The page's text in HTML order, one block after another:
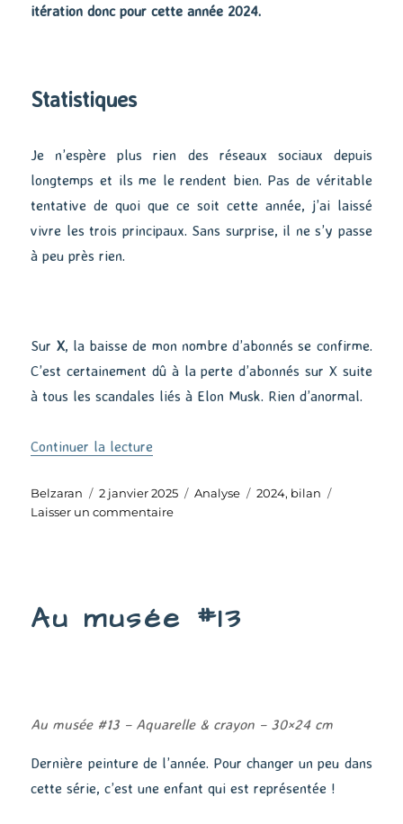
itération donc pour cette année 2024.
Statistiques
Je n’espère plus rien des réseaux sociaux depuis
longtemps et ils me le rendent bien. Pas de véritable
tentative de quoi que ce soit cette année, j’ai laissé
vivre les trois principaux. Sans surprise, il ne s’y passe
à peu près rien.
Sur X, la baisse de mon nombre d’abonnés se confirme.
C’est certainement dû à la perte d’abonnés sur X suite
à tous les scandales liés à Elon Musk. Rien d’anormal.
Continuer la lecture
Auteur
Belzaran
Publié
le
2 janvier 2025 Catégories
Analyse Étiquettes
2024, bilan
Laisser un commentairesur
Au musée #13
Au musée #13 – Aquarelle & crayon – 30×24 cm
Dernière peinture de l’année. Pour changer un peu dans
cette série, c’est une enfant qui est représentée !